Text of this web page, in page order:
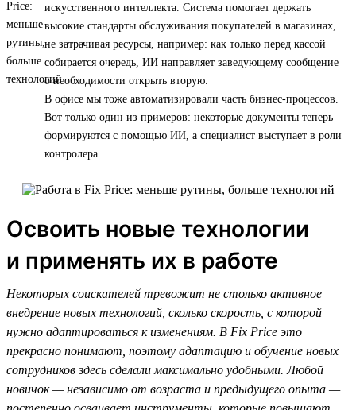
искусственного интеллекта. Система помогает держать
высокие стандарты обслуживания покупателей в магазинах,
не затрачивая ресурсы, например: как только перед кассой
собирается очередь, ИИ направляет заведующему сообщение
о необходимости открыть вторую.
В офисе мы тоже автоматизировали часть бизнес-процессов.
Вот только один из примеров: некоторые документы теперь
формируются с помощью ИИ, а специалист выступает в роли
контролера.
Освоить новые технологии
и применять их в работе
Некоторых соискателей тревожит не столько активное
внедрение новых технологий, сколько скорость, с которой
нужно адаптироваться к изменениям. В Fix Price это
прекрасно понимают, поэтому адаптацию и обучение новых
сотрудников здесь сделали максимально удобными. Любой
новичок — независимо от возраста и предыдущего опыта —